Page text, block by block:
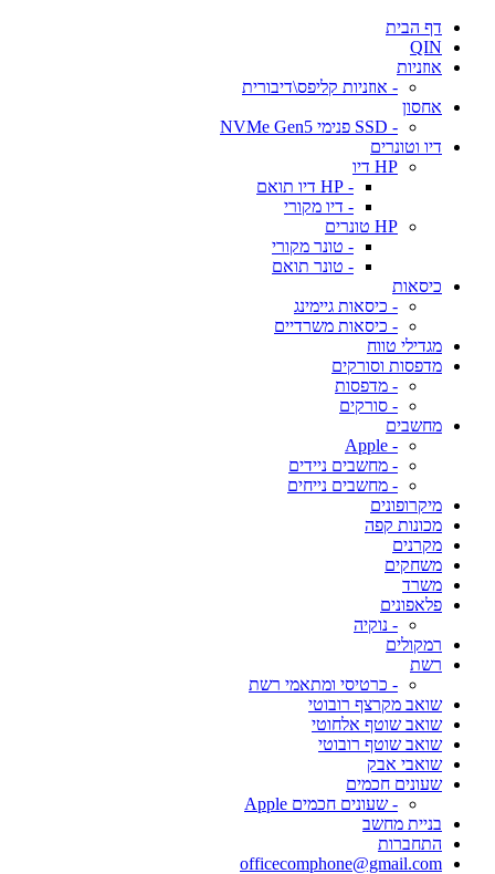
דף הבית
QIN
אוזניות
- אוזניות קליפס\דיבורית
אחסון
- SSD פנימי NVMe Gen5
דיו וטונרים
HP דיו
- HP דיו תואם
- דיו מקורי
HP טונרים
- טונר מקורי
- טונר תואם
כיסאות
- כיסאות גיימינג
- כיסאות משרדיים
מגדילי טווח
מדפסות וסורקים
- מדפסות
- סורקים
מחשבים
- Apple
- מחשבים ניידים
- מחשבים נייחים
מיקרופונים
מכונות קפה
מקרנים
משחקים
משרד
פלאפונים
- נוקיה
רמקולים
רשת
- כרטיסי ומתאמי רשת
שואב מקרצף רובוטי
שואב שוטף אלחוטי
שואב שוטף רובוטי
שואבי אבק
שעונים חכמים
- שעונים חכמים Apple
בניית מחשב
התחברות
officecomphone@gmail.com